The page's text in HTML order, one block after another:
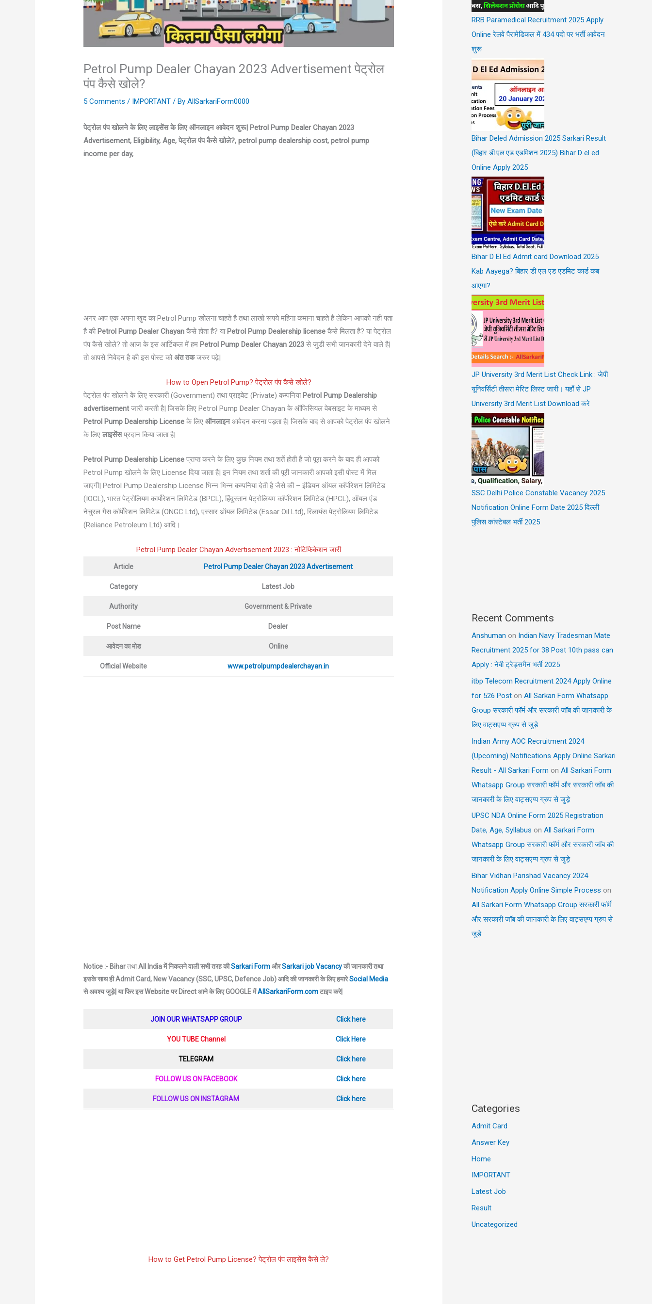
Petrol Pump Dealer Chayan 2023 Advertisement पेट्रोल
पंप कैसे खोले?
5 Comments / IMPORTANT / ByAllSarkariForm0000
पेट्रोल पंप खोलने के लिए लाइसेंस के लिए ऑनलाइन आवेदन शुरू| Petrol Pump Dealer Chayan 2023
Advertisement, Eligibility, Age, पेट्रोल पंप कैसे खोले?, petrol pump dealership cost, petrol pump
income per day,
अगर आप एक अपना खुद का Petrol Pump खोलना चाहते है तथा लाखो रूपये महिना कमाना चाहते है लेकिन आपको नहीं पता
है कीPetrol Pump Dealer Chayan कैसे होता है? या Petrol Pump Dealership licenseकैसे मिलता है? या पेट्रोल
पंप कैसे खोले? तो आज के इस आर्टिकल में हम Petrol Pump Dealer Chayan 2023से जुडी सभी जानकारी देने वाले है|
तो आपसे निवेदन है की इस पोस्ट कोअंत तकजरुर पढ़े|
How to Open Petrol Pump? पेट्रोल पंप कैसे खोले?
पेट्रोल पंप खोलने के लिए सरकारी (Government) तथा प्राइवेट (Private) कम्पनिया Petrol Pump Dealership
advertisementजारी करती है| जिसके लिए Petrol Pump Dealer Chayan के ऑफिसियल वेबसाइट के माध्यम से
Petrol Pump Dealership License के लिएऑनलाइनआवेदन करना पड़ता है| जिसके बाद से आपको पेट्रोल पंप खोलने
के लिएलाइसेंसप्रदान किया जाता है|
Petrol Pump Dealership Licenseप्राप्त करने के लिए कुछ नियम तथा शर्ते होती है जो पूरा करने के बाद ही आपको
Petrol Pump खोलने के लिए License दिया जाता है| इन नियम तथा शर्तो की पूरी जानकारी आपको इसी पोस्ट में मिल
जाएगी| Petrol Pump Dealership License भिन्न भिन्न कम्पनिया देती है जैसे की – इंडियन ऑयल काॅर्पोरेशन लिमिटेड
(IOCL), भारत पेट्रोलियम कार्पोरेशन लिमिटेड (BPCL), हिंदुस्तान पेट्रोलियम काॅर्पोरेशन लिमिटेड (HPCL), ऑयल एंड
नेचुरल गैस कॉर्पोरेशन लिमिटेड (ONGC Ltd), एस्सार ऑयल लिमिटेड (Essar Oil Ltd), रिलायंस पेट्रोलियम लिमिटेड
(Reliance Petroleum Ltd) आदि।
Petrol Pump Dealer Chayan Advertisement 2023 : नोटिफिकेशन जारी
Article Petrol Pump Dealer Chayan 2023 Advertisement
Category Latest Job
Authority Government & Private
Post Name Dealer
आवेदन का मोड Online
Official Website www.petrolpumpdealerchayan.in
Notice :- BiharतथाAll India में निकलने वाली सभी तरह कीSarkari FormऔरSarkari job Vacancyकी जानकारी तथा
इसके साथ ही Admit Card, New Vacancy (SSC, UPSC, Defence Job) आदि की जानकारी के लिए हमारेSocial Media
से अवश्य जुड़े| या फिर इस Website पर Direct आने के लिए GOOGLE मेंAllSarkariForm.comटाइप करे|
JOIN OUR WHATSAPP GROUP Click here
YOU TUBE Channel Click Here
TELEGRAM Click here
FOLLOW US ON FACEBOOK Click here
FOLLOW US ON INSTAGRAM Click here
How to Get Petrol Pump License? पेट्रोल पंप लाइसेंस कैसे ले?
RRB Paramedical Recruitment 2025 Apply
Online रेलवे पैरामेडिकल में 434 पदो पर भर्ती आवेदन
शुरू
Bihar Deled Admission 2025 Sarkari Result
(बिहार डी.एल.एड एडमिशन 2025) Bihar D el ed
Online Apply 2025
Bihar D El Ed Admit card Download 2025
Kab Aayega? बिहार डी एल एड एडमिट कार्ड कब
आएगा?
JP University 3rd Merit List Check Link : जेपी
यूनिवर्सिटी तीसरा मेरिट लिस्ट जारी। यहाँ से JP
University 3rd Merit List Download करे
SSC Delhi Police Constable Vacancy 2025
Notification Online Form Date 2025 दिल्ली
पुलिस कांस्टेबल भर्ती 2025
Recent Comments
Anshuman on Indian Navy Tradesman Mate
Recruitment 2025 for 38 Post 10th pass can
Apply : नेवी ट्रेड्समैन भर्ती 2025
itbp Telecom Recruitment 2024 Apply Online
for 526 Post on All Sarkari Form Whatsapp
Group सरकारी फॉर्म और सरकारी जॉब की जानकारी के
लिए वाट्सएप्प ग्रुप से जुड़े
Indian Army AOC Recruitment 2024
(Upcoming) Notifications Apply Online Sarkari
Result - All Sarkari Form on All Sarkari Form
Whatsapp Group सरकारी फॉर्म और सरकारी जॉब की
जानकारी के लिए वाट्सएप्प ग्रुप से जुड़े
UPSC NDA Online Form 2025 Registration
Date, Age, Syllabus on All Sarkari Form
Whatsapp Group सरकारी फॉर्म और सरकारी जॉब की
जानकारी के लिए वाट्सएप्प ग्रुप से जुड़े
Bihar Vidhan Parishad Vacancy 2024
Notification Apply Online Simple Process on
All Sarkari Form Whatsapp Group सरकारी फॉर्म
और सरकारी जॉब की जानकारी के लिए वाट्सएप्प ग्रुप से
जुड़े
Categories
Admit Card
Answer Key
Home
IMPORTANT
Latest Job
Result
Uncategorized